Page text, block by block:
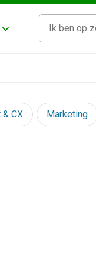
CX Marketing